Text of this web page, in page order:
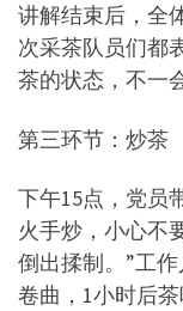
讲解结束后，全
次采茶队员们都
茶的状态，不一
第三环节：炒茶
下午15点，党员
火手炒，小心不
倒出揉制。”工
卷曲，1小时后